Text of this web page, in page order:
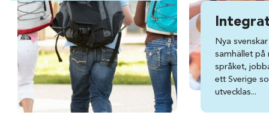
Nya
samhället på
språket,
ett Sverige
utvecklas...